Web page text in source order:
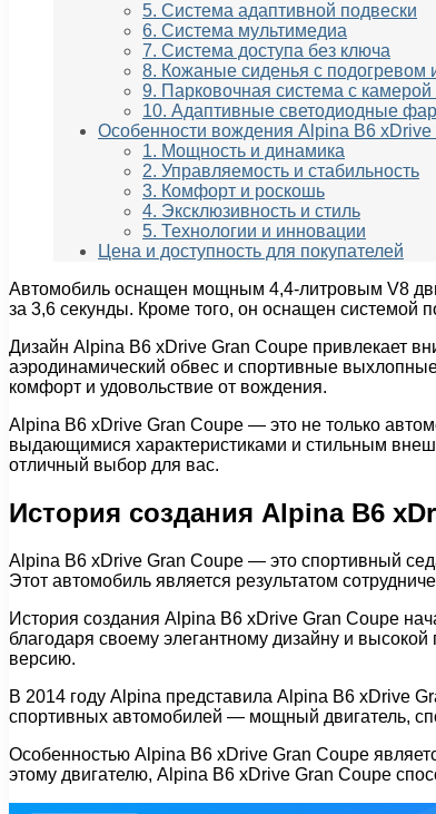
5. Система адаптивной подвески
6. Система мультимедиа
7. Система доступа без ключа
8. Кожаные сиденья с подогревом
9. Парковочная система с камерой
10. Адаптивные светодиодные
Особенности вождения Alpina B6 xDrive
1. Мощность и динамика
2. Управляемость и стабильность
3. Комфорт и роскошь
4. Эксклюзивность и стиль
5. Технологии и инновации
Цена и доступность для покупателей
Автомобиль оснащен мощным 4,4-литровым V8
за 3,6 секунды. Кроме того, он оснащен системой
Дизайн Alpina B6 xDrive Gran Coupe привлекает
аэродинамический обвес и спортивные
комфорт и удовольствие от вождения.
Alpina B6 xDrive Gran Coupe — это не только
выдающимися характеристиками и стильным
отличный выбор для вас.
История создания Alpina B6
Alpina B6 xDrive Gran Coupe — это спортивный
Этот автомобиль является результатом
История создания Alpina B6 xDrive Gran Coupe
благодаря своему элегантному дизайну и
версию.
В 2014 году Alpina представила Alpina B6 xDrive
спортивных автомобилей — мощный двигатель,
Особенностью Alpina B6 xDrive Gran Coupe
этому двигателю, Alpina B6 xDrive Gran Coupe